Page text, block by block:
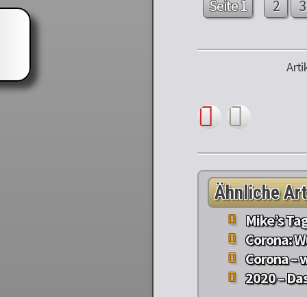
Seite 1
2 3
Ähnliche
Mike’s
Corona:
Corona –
2020 –